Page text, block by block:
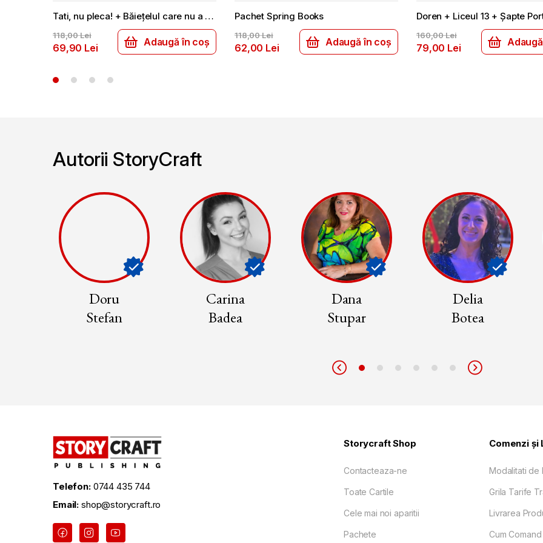
Tati, nu pleca! + Băiețelul care nu a primit cadou
69 90 Lei
118 00Lei
Adaugă în coș
Pachet Spring Books
62 00 Lei
118 00Lei
Adaugă în coș
Doren + Liceul 13 + Șapte
79 00 Lei
160 00Lei
Autorii StoryCraft
Doru
Stefan
Carina
Badea
Dana
Stupar
Delia
Botea
Telefon: 0744 435 744
Email: shop@storycraft.ro
Storycraft Shop
Contacteaza-ne
Toate Cartile
Cele mai noi aparitii
Pachete
Comenzi și
Modalitati de
Grila Tarife
Livrarea
Cum